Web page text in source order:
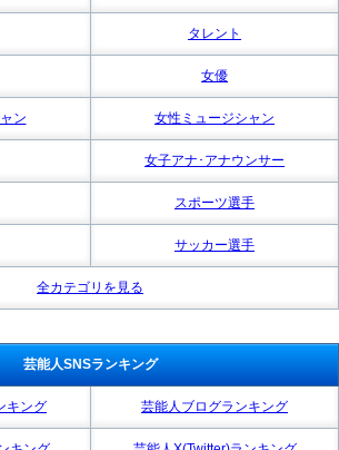
タレント
女優
ン 女性ミュージシャン
女子アナ･アナウンサー
スポーツ選手
サッカー選手
全カテゴリを見る
芸能人SNSランキング
キング 芸能人ブログランキング